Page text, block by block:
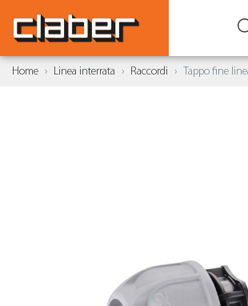
Home Linea interrata Raccordi Tappo fine